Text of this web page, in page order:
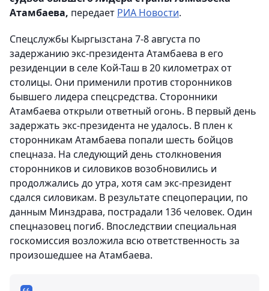
Атамбаева, передает РИА Новости.
Спецслужбы Кыргызстана 7-8 августа по
задержанию экс-президента Атамбаева в его
резиденции в селе Кой-Таш в 20 километрах от
столицы. Они применили против сторонников
бывшего лидера спецсредства. Сторонники
Атамбаева открыли ответный огонь. В первый день
задержать экс-президента не удалось. В плен к
сторонникам Атамбаева попали шесть бойцов
спецназа. На следующий день столкновения
сторонников и силовиков возобновились и
продолжались до утра, хотя сам экс-президент
сдался силовикам. В результате спецоперации, по
данным Минздрава, пострадали 136 человек. Один
спецназовец погиб. Впоследствии специальная
госкомиссия возложила всю ответственность за
произошедшее на Атамбаева.